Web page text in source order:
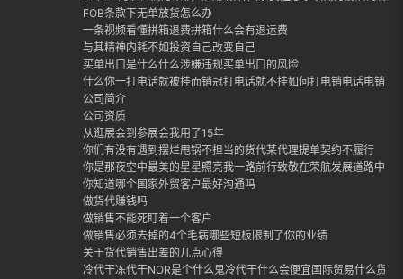
FOB条款下无单放货怎么办
一条视频看懂拼箱退费拼箱什么会有退运费
与其精神内耗不如投资自己改变自己
买单出口是什么什么涉嫌违规买单出口的风险
什么你一打电话就被挂而销冠打电话就不挂如何打电销电话电销话
公司简介
公司资质
从逛展会到参展会我用了15年
你们有没有遇到摆烂甩锅不担当的货代某代理提单契约不履行
你是那夜空中最美的星星照亮我一路前行致敬在荣航发展道路中每
你知道哪个国家外贸客户最好沟通吗
做货代赚钱吗
做销售不能死盯着一个客户
做销售必须去掉的4个毛病哪些短板限制了你的业绩
关于货代销售出差的几点心得
冷代干冻代干NOR是个什么鬼冷代干什么会便宜国际贸易什么货适